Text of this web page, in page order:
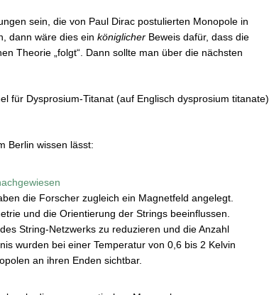
sein, die von Paul Dirac postulierten Monopole in
dann wäre dies ein königlicher Beweis dafür, dass die
Theorie „folgt“. Dann sollte man über die nächsten
für Dysprosium-Titanat (auf Englisch dysprosium titanate)
Berlin wissen lässt:
die Forscher zugleich ein Magnetfeld angelegt.
und die Orientierung der Strings beeinflussen.
String-Netzwerks zu reduzieren und die Anzahl
wurden bei einer Temperatur von 0,6 bis 2 Kelvin
an ihren Enden sichtbar.